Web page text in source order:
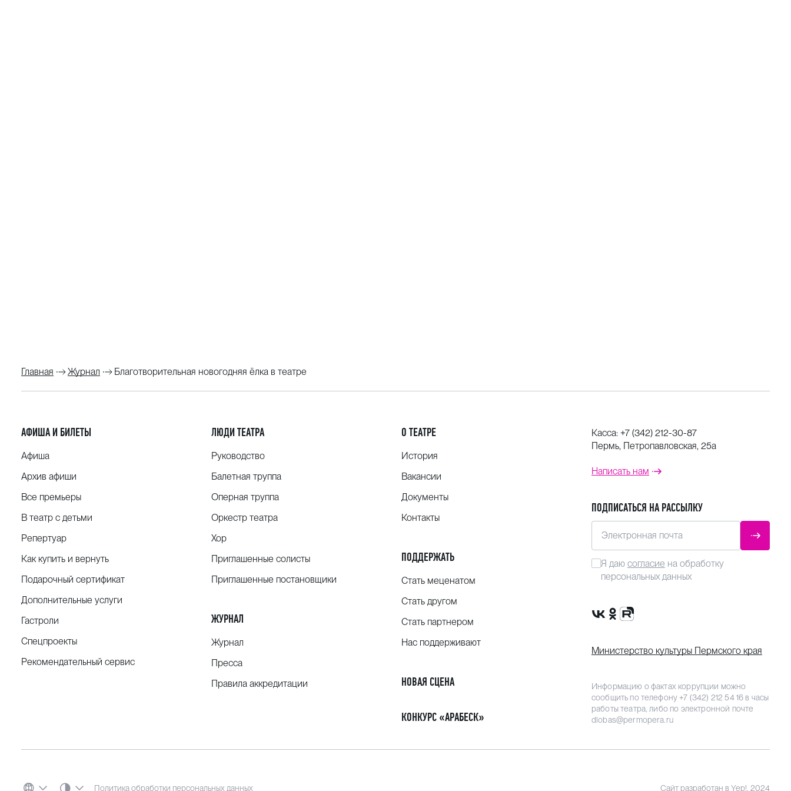
Главная Журнал Благотворительная новогодняя ёлка в театре
АФИША И БИЛЕТЫ
Афиша
Архив афиши
Все премьеры
В театр с детьми
Репертуар
Как купить и вернуть
Подарочный сертификат
Дополнительные услуги
Гастроли
Спецпроекты
Рекомендательный сервис
ЛЮДИ ТЕАТРА
Руководство
Балетная труппа
Оперная труппа
Оркестр театра
Хор
Приглашенные солисты
Приглашенные постановщики
ЖУРНАЛ
Журнал
Пресса
Правила аккредитации
О ТЕАТРЕ
История
Вакансии
Документы
Контакты
ПОДДЕРЖАТЬ
Стать меценатом
Стать другом
Стать партнером
Нас поддерживают
НОВАЯ СЦЕНА
КОНКУРС «АРАБЕСК»
Касса: +7 (342) 212-30-87
Пермь, Петропавловская, 25а
Написать нам
ПОДПИСАТЬСЯ НА РАССЫЛКУ
Электронная почта
Я даю согласие на обработку
персональных данных
Сообщество VK
Группа в одноклассниках
Канал Rutube
Министерство культуры Пермского края
Информацию о фактах коррупции можно
сообщить по телефону+7 (342) 212 54 16 в часы
работы театра, либо по электронной почте
dlobas@permopera.ru
Политика обработки персональных данных
СИСТЕМНАЯ ТЕМА Сайт разработан в Yep!, 2024